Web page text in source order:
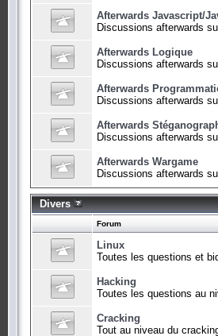
Afterwards Javascript/
Discussions afterwards
Afterwards Logique
Discussions afterwards
Afterwards
Discussions afterwards
Afterwards
Discussions afterwards
Afterwards Wargame
Discussions afterwards
Divers
Forum
Linux
Toutes les questions et
Hacking
Toutes les questions au
Cracking
Tout au niveau du